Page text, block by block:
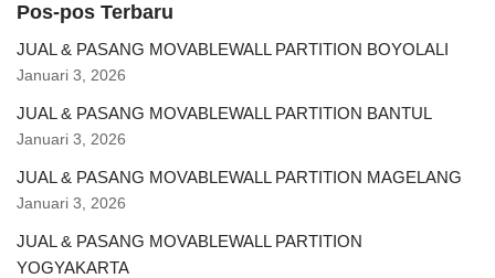
Pos-pos Terbaru
JUAL & PASANG MOVABLEWALL PARTITION BOYOLALI
Januari 3, 2026
JUAL & PASANG MOVABLEWALL PARTITION BANTUL
Januari 3, 2026
JUAL & PASANG MOVABLEWALL PARTITION MAGELANG
Januari 3, 2026
JUAL & PASANG MOVABLEWALL PARTITION
YOGYAKARTA